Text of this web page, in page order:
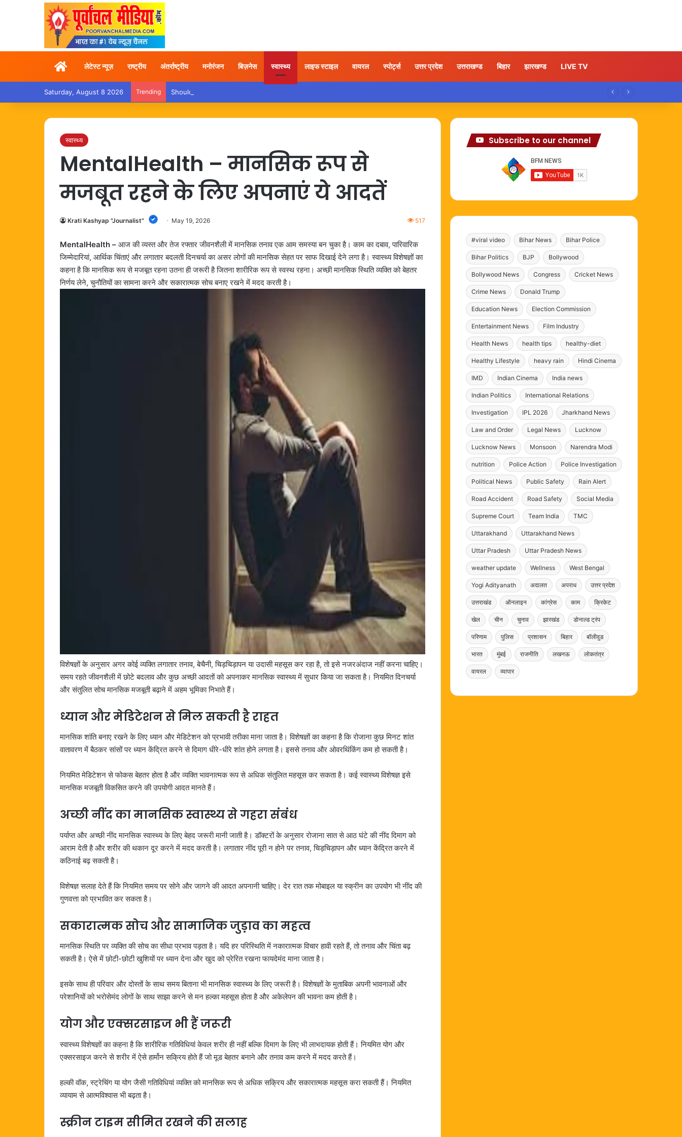
Homeलेटेस्ट न्यूज़ राष्ट्रीय अंतर्राष्ट्रीय मनोरंजन बिज़नेस स्वास्थ्य लाइफ स्टाइल वायरल स्पोर्ट्स उत्तर प्रदेश उत्तराखण्ड बिहार झारखण्ड LIVE TV
Saturday, August 8 2026 Trending Shoulder Pain – कांवड़ यात्रा के बाद कंधे में दर्द हो तो अपनाएं ये आसान उपाय
स्वास्थ्य
MentalHealth – मानसिक रूप से
मजबूत रहने के लिए अपनाएं ये आदतें
Krati Kashyap "Journalist" May 19, 2026 517
MentalHealth – आज की व्यस्त और तेज रफ्तार जीवनशैली में मानसिक तनाव एक आम समस्या बन चुका है। काम का दबाव, पारिवारिक
जिम्मेदारियां, आर्थिक चिंताएं और लगातार बदलती दिनचर्या का असर लोगों की मानसिक सेहत पर साफ दिखाई देने लगा है। स्वास्थ्य विशेषज्ञों का
कहना है कि मानसिक रूप से मजबूत रहना उतना ही जरूरी है जितना शारीरिक रूप से स्वस्थ रहना। अच्छी मानसिक स्थिति व्यक्ति को बेहतर
निर्णय लेने, चुनौतियों का सामना करने और सकारात्मक सोच बनाए रखने में मदद करती है।
विशेषज्ञों के अनुसार अगर कोई व्यक्ति लगातार तनाव, बेचैनी, चिड़चिड़ापन या उदासी महसूस कर रहा है, तो इसे नजरअंदाज नहीं करना चाहिए।
समय रहते जीवनशैली में छोटे बदलाव और कुछ अच्छी आदतों को अपनाकर मानसिक स्वास्थ्य में सुधार किया जा सकता है। नियमित दिनचर्या
और संतुलित सोच मानसिक मजबूती बढ़ाने में अहम भूमिका निभाते हैं।
ध्यान और मेडिटेशन से मिल सकती है राहत
मानसिक शांति बनाए रखने के लिए ध्यान और मेडिटेशन को प्रभावी तरीका माना जाता है। विशेषज्ञों का कहना है कि रोजाना कुछ मिनट शांत
वातावरण में बैठकर सांसों पर ध्यान केंद्रित करने से दिमाग धीरे-धीरे शांत होने लगता है। इससे तनाव और ओवरथिंकिंग कम हो सकती है।
नियमित मेडिटेशन से फोकस बेहतर होता है और व्यक्ति भावनात्मक रूप से अधिक संतुलित महसूस कर सकता है। कई स्वास्थ्य विशेषज्ञ इसे
मानसिक मजबूती विकसित करने की उपयोगी आदत मानते हैं।
अच्छी नींद का मानसिक स्वास्थ्य से गहरा संबंध
पर्याप्त और अच्छी नींद मानसिक स्वास्थ्य के लिए बेहद जरूरी मानी जाती है। डॉक्टरों के अनुसार रोजाना सात से आठ घंटे की नींद दिमाग को
आराम देती है और शरीर की थकान दूर करने में मदद करती है। लगातार नींद पूरी न होने पर तनाव, चिड़चिड़ापन और ध्यान केंद्रित करने में
कठिनाई बढ़ सकती है।
विशेषज्ञ सलाह देते हैं कि नियमित समय पर सोने और जागने की आदत अपनानी चाहिए। देर रात तक मोबाइल या स्क्रीन का उपयोग भी नींद की
गुणवत्ता को प्रभावित कर सकता है।
सकारात्मक सोच और सामाजिक जुड़ाव का महत्व
मानसिक स्थिति पर व्यक्ति की सोच का सीधा प्रभाव पड़ता है। यदि हर परिस्थिति में नकारात्मक विचार हावी रहते हैं, तो तनाव और चिंता बढ़
सकती है। ऐसे में छोटी-छोटी खुशियों पर ध्यान देना और खुद को प्रेरित रखना फायदेमंद माना जाता है।
इसके साथ ही परिवार और दोस्तों के साथ समय बिताना भी मानसिक स्वास्थ्य के लिए जरूरी है। विशेषज्ञों के मुताबिक अपनी भावनाओं और
परेशानियों को भरोसेमंद लोगों के साथ साझा करने से मन हल्का महसूस होता है और अकेलेपन की भावना कम होती है।
योग और एक्सरसाइज भी हैं जरूरी
स्वास्थ्य विशेषज्ञों का कहना है कि शारीरिक गतिविधियां केवल शरीर ही नहीं बल्कि दिमाग के लिए भी लाभदायक होती हैं। नियमित योग और
एक्सरसाइज करने से शरीर में ऐसे हार्मोन सक्रिय होते हैं जो मूड बेहतर बनाने और तनाव कम करने में मदद करते हैं।
हल्की वॉक, स्ट्रेचिंग या योग जैसी गतिविधियां व्यक्ति को मानसिक रूप से अधिक सक्रिय और सकारात्मक महसूस करा सकती हैं। नियमित
व्यायाम से आत्मविश्वास भी बढ़ता है।
स्क्रीन टाइम सीमित रखने की सलाह
Subscribe to our channel
#viral video Bihar News Bihar Police
Bihar Politics BJP Bollywood
Bollywood News Congress Cricket News
Crime News Donald Trump
Education News Election Commission
Entertainment News Film Industry
Health News health tips healthy-diet
Healthy Lifestyle heavy rain Hindi Cinema
IMD Indian Cinema India news
Indian Politics International Relations
Investigation IPL 2026 Jharkhand News
Law and Order Legal News Lucknow
Lucknow News Monsoon Narendra Modi
nutrition Police Action Police Investigation
Political News Public Safety Rain Alert
Road Accident Road Safety Social Media
Supreme Court Team India TMC
Uttarakhand Uttarakhand News
Uttar Pradesh Uttar Pradesh News
weather update Wellness West Bengal
Yogi Adityanath अदालत अपराध उत्तर प्रदेश
उत्तराखंड ऑनलाइन कांग्रेस काम क्रिकेट
खेल चीन चुनाव झारखंड डोनाल्ड ट्रंप
परिणाम पुलिस प्रशासन बिहार बॉलीवुड
भारत मुंबई राजनीति लखनऊ लोकतंत्र
वायरल व्यापार